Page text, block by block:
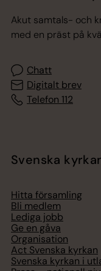
Akut samtals- och
med en präst på
Chatt
Digitalt brev
Telefon 112
Svenska
Hitta församling
Bli medlem
Lediga jobb
Ge en gåva
Organisation
Act Svenska kyrkan
Svenska kyrkan i